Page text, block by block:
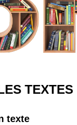
TEXTES
texte